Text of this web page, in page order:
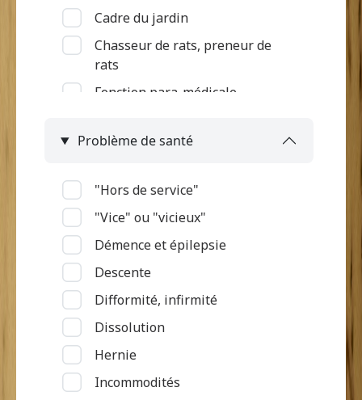
Cadre du jardin
Chasseur de rats, preneur de
rats
Fonction para-médicale
Intégration à l'armée
Ouvrier d'habitation
Service rattaché à la grand'case
Problème de santé
"Hors de service"
"Vice" ou "vicieux"
Démence et épilepsie
Descente
Difformité, infirmité
Dissolution
Hernie
Incommodités